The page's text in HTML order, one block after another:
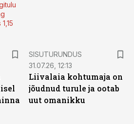
SISUTURUNDUS
31.07.26, 12:13
Liivalaia kohtumaja on
jõudnud turule ja ootab
uut omanikku